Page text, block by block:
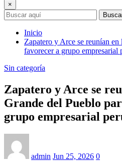
×
Inicio
Zapatero y Arce se reunían
favorecer a grupo empresarial
Sin categoría
Zapatero y Arce se
Grande del Pueblo
grupo empresarial
admin Jun 25, 2026 0